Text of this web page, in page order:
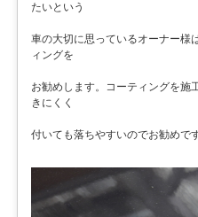
たいという
車の大切に思っているオーナー様
ィングを
お勧めします。コーティングを施
きにくく
付いても落ちやすいのでお勧めで